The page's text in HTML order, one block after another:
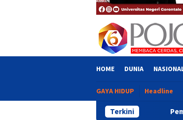
HOME DUNIA
GAYA HIDUP Headline
Terkini
Pemkab Gorontalo Salurkan